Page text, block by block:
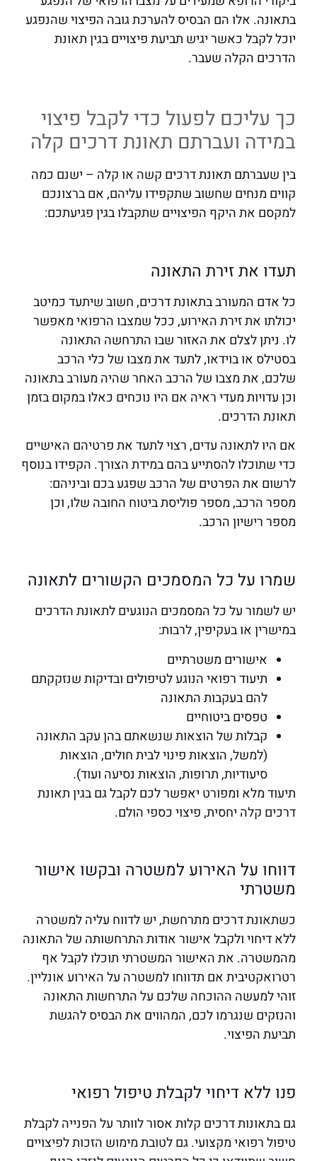
בתאונה. אלו הם הבסיס להערכת גובה הפיצוי שהנפגע
יוכל לקבל כאשר יגיש תביעת פיצויים בגין תאונת
הדרכים הקלה שעבר.
כך עליכם לפעול כדי לקבל פיצוי
במידה ועברתם תאונת דרכים קלה
בין שעברתם תאונת דרכים קשה או קלה – ישנם כמה
קווים מנחים שחשוב שתקפידו עליהם, אם ברצונכם
למקסם את היקף הפיצויים שתקבלו בגין פגיעתכם:
תעדו את זירת התאונה
כל אדם המעורב בתאונת דרכים, חשוב שיתעד כמיטב
יכולתו את זירת האירוע, ככל שמצבו הרפואי מאפשר
לו. ניתן לצלם את האזור שבו התרחשה התאונה
בסטילס או בוידאו, לתעד את מצבו של כלי הרכב
שלכם, את מצבו של הרכב האחר שהיה מעורב בתאונה
וכן עדויות מעדי ראיה אם היו נוכחים כאלו במקום בזמן
תאונת הדרכים.
אם היו לתאונה עדים, רצוי לתעד את פרטיהם האישיים
כדי שתוכלו להסתייע בהם במידת הצורך. הקפידו בנוסף
לרשום את הפרטים של הרכב שפגע בכם וביניהם:
מספר הרכב, מספר פוליסת ביטוח החובה שלו, וכן
מספר רישיון הרכב.
שמרו על כל המסמכים הקשורים לתאונה
יש לשמור על כל המסמכים הנוגעים לתאונת הדרכים
במישרין או בעקיפין, לרבות:
אישורים משטרתיים
תיעוד רפואי הנוגע לטיפולים ובדיקות שנזקקתם
להם בעקבות התאונה
טפסים ביטוחיים
קבלות של הוצאות שנשאתם בהן עקב התאונה
(למשל, הוצאות פינוי לבית חולים, הוצאות
סיעודיות, תרופות, הוצאות נסיעה ועוד).
תיעוד מלא ומפורט יאפשר לכם לקבל גם בגין תאונת
דרכים קלה יחסית, פיצוי כספי הולם.
דווחו על האירוע למשטרה ובקשו אישור
משטרתי
כשתאונת דרכים מתרחשת, יש לדווח עליה למשטרה
ללא דיחוי ולקבל אישור אודות התרחשותה של התאונה
מהמשטרה. את האישור המשטרתי תוכלו לקבל אף
רטרואקטיבית אם תדווחו למשטרה על האירוע אונליין.
זוהי למעשה ההוכחה שלכם על התרחשות התאונה
והנזקים שנגרמו לכם, המהווים את הבסיס להגשת
תביעת הפיצוי.
פנו ללא דיחוי לקבלת טיפול רפואי
גם בתאונות דרכים קלות אסור לוותר על הפנייה לקבלת
טיפול רפואי מקצועי. גם לטובת מימוש הזכות לפיצויים